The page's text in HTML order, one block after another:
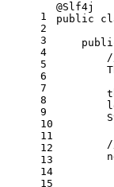
1
2
3
4
5
6
7
8
9
10
11
12
13
14
15
@Slf4j
public